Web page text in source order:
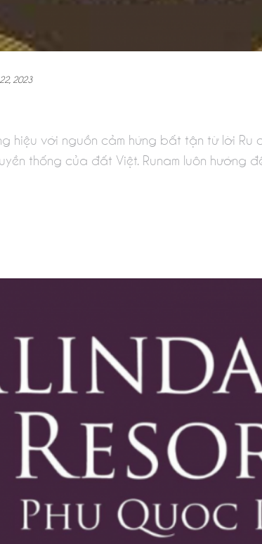
2023
hiệu với nguồn cảm hứng bất tận từ lời Ru
thống của đất Việt. Runam luôn hướng